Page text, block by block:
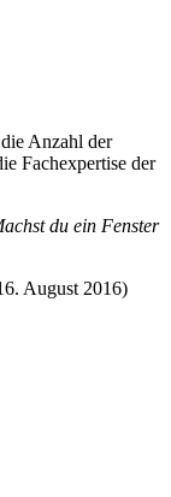
Anzahl der
Fachexpertise der
du ein Fenster
August 2016)